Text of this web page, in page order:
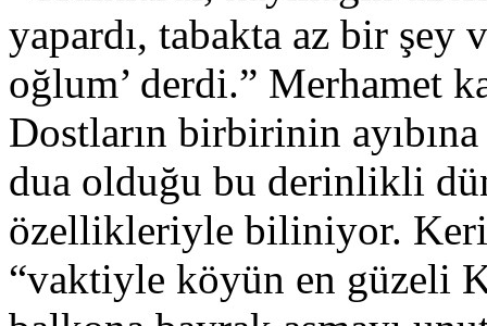
yapardı, tabakta az bir şey
oğlum’ derdi.” Merhamet
Dostların birbirinin
dua olduğu bu derinlikli
özellikleriyle biliniyor.
“vaktiyle köyün en güzeli